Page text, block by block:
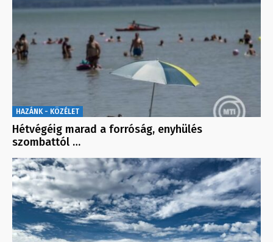
HAZÁNK - KÖZÉLET
Hétvégéig marad a forróság, enyhülés
szombattól …